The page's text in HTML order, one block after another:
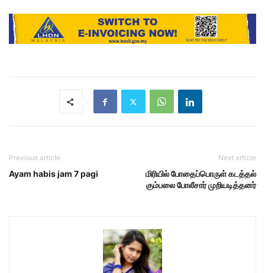
Previous article
Ayam habis jam 7 pagi
Next article
மிரியில் போதைப்பொருள் கடத்தல்
கும்பலை போலீசார் முறியடித்தனர்